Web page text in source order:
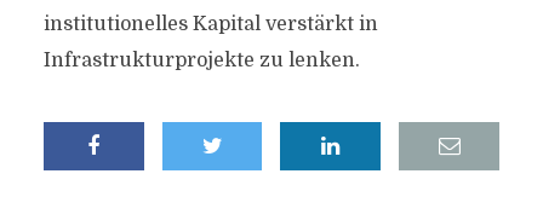
institutionelles Kapital verstärkt in
Infrastrukturprojekte zu lenken.